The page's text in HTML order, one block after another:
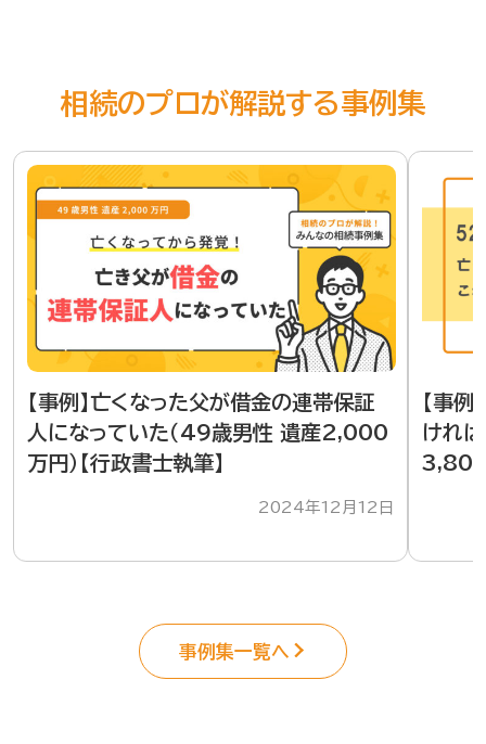
相続のプロが解説する事例集
【事例】亡くなった父が借金の連帯保証
人になっていた（49歳男性 遺産2,000
万円）【行政書士執筆】
2024年12月12日
【事
けれ
3,800
事例集一覧へ